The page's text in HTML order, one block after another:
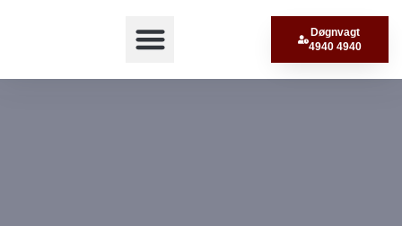
Døgnvagt
4940 4940